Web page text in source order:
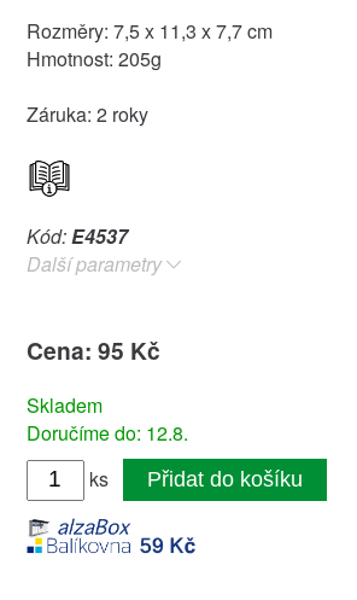
Rozměry: 7,5 x 11,3 x 7,7 cm
Hmotnost: 205g
Záruka: 2 roky
Kód:E4537
Další parametry
Cena: 95 Kč
Skladem
Doručíme do: 12.8.
ks
Přidat do košíku